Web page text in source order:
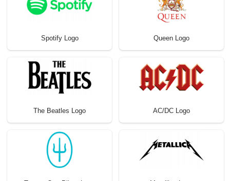
Spotify Logo Queen Logo
The Beatles Logo AC/DC Logo